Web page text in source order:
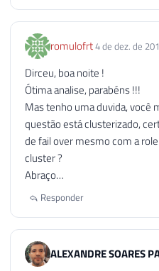
romulofrt4 de dez. de
Dirceu, boa noite !
Ótima analise, parabéns !!!
Mas tenho uma duvida, você
questão está clusterizado,
de fail over mesmo com a
cluster ?
Abraço…
Responder
ALEXANDRE SOARES